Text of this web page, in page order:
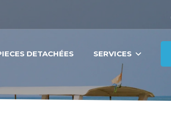
DETACHÉES SERVICES